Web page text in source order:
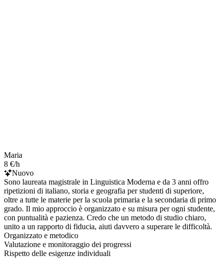
Maria
8 €/h
Nuovo
Sono laureata magistrale in Linguistica Moderna e da 3 anni offro
ripetizioni di italiano, storia e geografia per studenti di superiore,
oltre a tutte le materie per la scuola primaria e la secondaria di primo
grado. Il mio approccio è organizzato e su misura per ogni studente,
con puntualità e pazienza. Credo che un metodo di studio chiaro,
unito a un rapporto di fiducia, aiuti davvero a superare le difficoltà.
Organizzato e metodico
Valutazione e monitoraggio dei progressi
Rispetto delle esigenze individuali